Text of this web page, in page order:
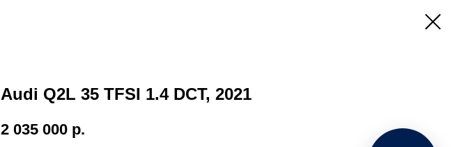
Audi Q2L 35 TFSI 1.4 DCT, 2021
2 035 000 р.